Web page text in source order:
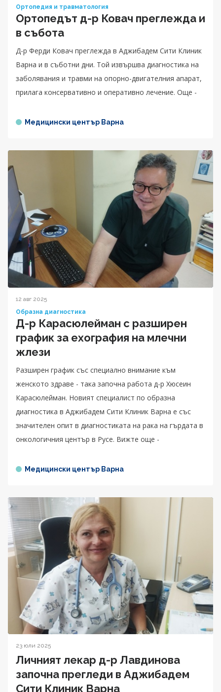
Ортопедия и травматология
Ортопедът д-р Ковач преглежда и
в събота
Д-р Ферди Ковач преглежда в Аджибадем Сити Клиник
Варна и в съботни дни. Той извършва диагностика на
заболявания и травми на опорно-двигателния апарат,
прилага консервативно и оперативно лечение. Още -
Медицински център Варна
12 авг 2025
Образна диагностика
Д-р Карасюлейман с разширен
график за ехография на млечни
жлези
Разширен график със специално внимание към
женското здраве - така започна работа д-р Хюсеин
Карасюлейман. Новият специалист по образна
диагностика в Аджибадем Сити Клиник Варна е със
значителен опит в диагностиката на рака на гърдата в
онкологичния център в Русе. Вижте още -
Медицински център Варна
23 юли 2025
Личният лекар д-р Лавдинова
започна прегледи в Аджибадем
Сити Клиник Варна